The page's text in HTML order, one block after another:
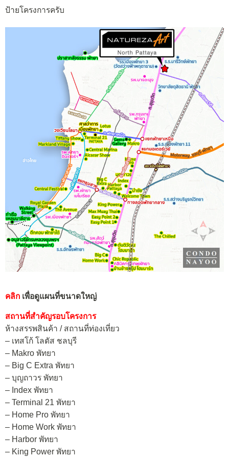
ป้ายโครงการครับ
คลิก เพื่อดูแผนที่ขนาดใหญ่
สถานที่สำคัญรอบโครงการ
ห้างสรรพสินค้า / สถานที่ท่องเที่ยว
– เทสโก้ โลตัส ชลบุรี
– Makro พัทยา
– Big C Extra พัทยา
– บุญถาวร พัทยา
– Index พัทยา
– Terminal 21 พัทยา
– Home Pro พัทยา
– Home Work พัทยา
– Harbor พัทยา
– King Power พัทยา